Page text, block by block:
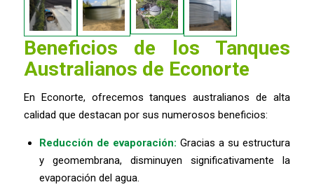
Beneficios de los Tanques
Australianos de Econorte
En Econorte, ofrecemos tanques australianos de alta
calidad que destacan por sus numerosos beneficios:
Reducción de evaporación: Gracias a su estructura
y geomembrana, disminuyen significativamente la
evaporación del agua.